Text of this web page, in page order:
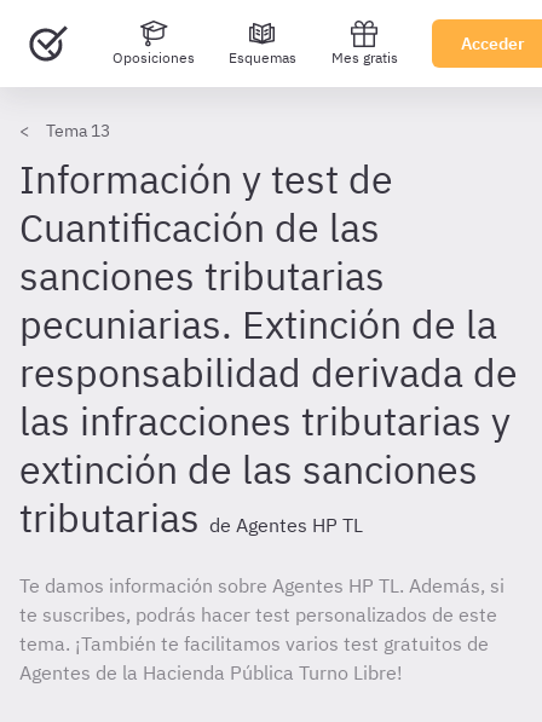
Oposiciones Esquemas Mes gratis
Acceder
Tema 13
Información y test de
Cuantificación de las
sanciones tributarias
pecuniarias. Extinción de la
responsabilidad derivada de
las infracciones tributarias y
extinción de las sanciones
tributarias de Agentes HP TL
Te damos información sobre Agentes HP TL. Además, si
te suscribes, podrás hacer test personalizados de este
tema. ¡También te facilitamos varios test gratuitos de
Agentes de la Hacienda Pública Turno Libre!